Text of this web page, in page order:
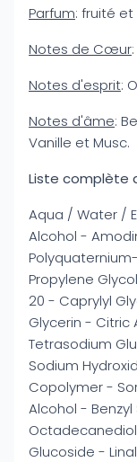
Parfum: fruité
Notes de Cœur
Notes d'esprit:
Notes d'âme:
Vanille et Musc.
Liste complète
Aqua / Water /
Alcohol -
Propylene
20 - Caprylyl
Glycerin - Citric
Tetrasodium
Sodium
Copolymer -
Alcohol -
Glucoside -